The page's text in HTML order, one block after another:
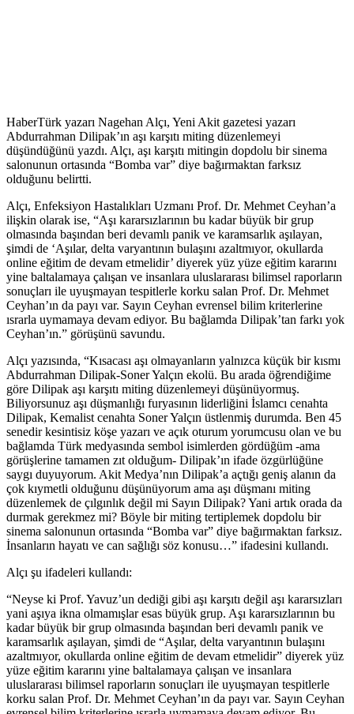
HaberTürk yazarı Nagehan Alçı, Yeni Akit gazetesi yazarı
Abdurrahman Dilipak’ın aşı karşıtı miting düzenlemeyi
düşündüğünü yazdı. Alçı, aşı karşıtı mitingin dopdolu bir sinema
salonunun ortasında “Bomba var” diye bağırmaktan farksız
olduğunu belirtti.
Alçı, Enfeksiyon Hastalıkları Uzmanı Prof. Dr. Mehmet Ceyhan’a
ilişkin olarak ise, “Aşı kararsızlarının bu kadar büyük bir grup
olmasında başından beri devamlı panik ve karamsarlık aşılayan,
şimdi de ‘Aşılar, delta varyantının bulaşını azaltmıyor, okullarda
online eğitim de devam etmelidir’ diyerek yüz yüze eğitim kararını
yine baltalamaya çalışan ve insanlara uluslararası bilimsel raporların
sonuçları ile uyuşmayan tespitlerle korku salan Prof. Dr. Mehmet
Ceyhan’ın da payı var. Sayın Ceyhan evrensel bilim kriterlerine
ısrarla uymamaya devam ediyor. Bu bağlamda Dilipak’tan farkı yok
Ceyhan’ın.” görüşünü savundu.
Alçı yazısında, “Kısacası aşı olmayanların yalnızca küçük bir kısmı
Abdurrahman Dilipak-Soner Yalçın ekolü. Bu arada öğrendiğime
göre Dilipak aşı karşıtı miting düzenlemeyi düşünüyormuş.
Biliyorsunuz aşı düşmanlığı furyasının liderliğini İslamcı cenahta
Dilipak, Kemalist cenahta Soner Yalçın üstlenmiş durumda. Ben 45
senedir kesintisiz köşe yazarı ve açık oturum yorumcusu olan ve bu
bağlamda Türk medyasında sembol isimlerden gördüğüm -ama
görüşlerine tamamen zıt olduğum- Dilipak’ın ifade özgürlüğüne
saygı duyuyorum. Akit Medya’nın Dilipak’a açtığı geniş alanın da
çok kıymetli olduğunu düşünüyorum ama aşı düşmanı miting
düzenlemek de çılgınlık değil mi Sayın Dilipak? Yani artık orada da
durmak gerekmez mi? Böyle bir miting tertiplemek dopdolu bir
sinema salonunun ortasında “Bomba var” diye bağırmaktan farksız.
İnsanların hayatı ve can sağlığı söz konusu…” ifadesini kullandı.
Alçı şu ifadeleri kullandı:
“Neyse ki Prof. Yavuz’un dediği gibi aşı karşıtı değil aşı kararsızları
yani aşıya ikna olmamışlar esas büyük grup. Aşı kararsızlarının bu
kadar büyük bir grup olmasında başından beri devamlı panik ve
karamsarlık aşılayan, şimdi de “Aşılar, delta varyantının bulaşını
azaltmıyor, okullarda online eğitim de devam etmelidir” diyerek yüz
yüze eğitim kararını yine baltalamaya çalışan ve insanlara
uluslararası bilimsel raporların sonuçları ile uyuşmayan tespitlerle
korku salan Prof. Dr. Mehmet Ceyhan’ın da payı var. Sayın Ceyhan